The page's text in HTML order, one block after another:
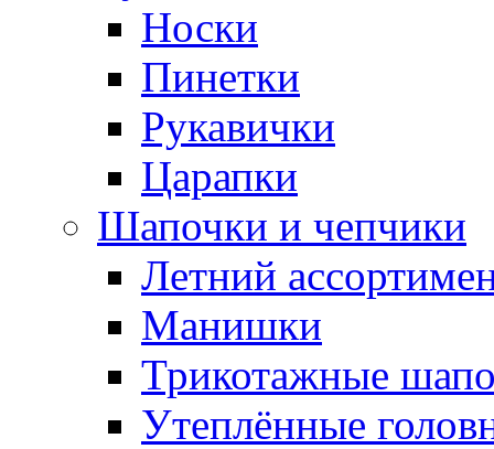
Носки
Пинетки
Рукавички
Царапки
Шапочки и чепчики
Летний
Манишки
Трикотажные
Утеплённые